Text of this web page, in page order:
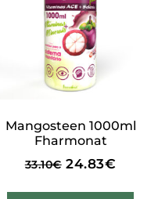
Mangosteen 1000ml
Fharmonat
33.10€ 24.83€